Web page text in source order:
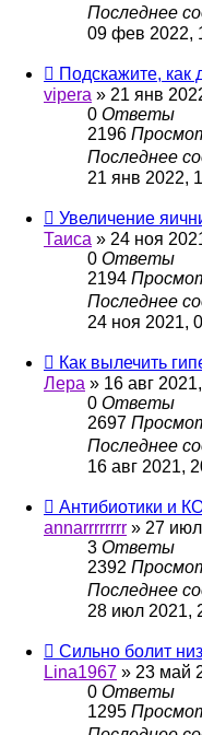
Последнее
09 фев 2022,
Подскажите, как
vipera » 21 янв
0 Ответы
2196
Последнее
21 янв 2022,
Увеличение
Таиса » 24 ноя
0 Ответы
2194
Последнее
24 ноя 2021,
Как вылечить
Лера » 16 авг
0 Ответы
2697
Последнее
16 авг 2021,
Антибиотики и
annarrrrrrrr » 27
3 Ответы
2392
Последнее
28 июл 2021,
Сильно болит
Lina1967 » 23 май
0 Ответы
1295